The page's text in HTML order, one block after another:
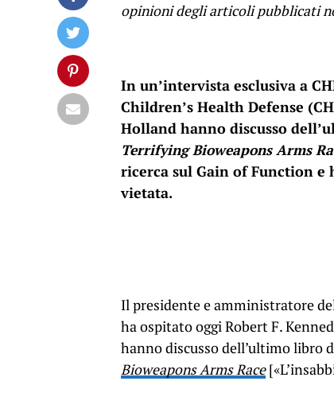
opinioni degli articoli pubblicati
In un’intervista esclusiva a
Children’s Health Defense
Holland hanno discusso
Terrifying Bioweapons Arms
ricerca sul Gain of Function e
vietata.
Il presidente e amministratore
ha ospitato oggi Robert F.
hanno discusso dell’ultimo libro
Bioweapons Arms Race